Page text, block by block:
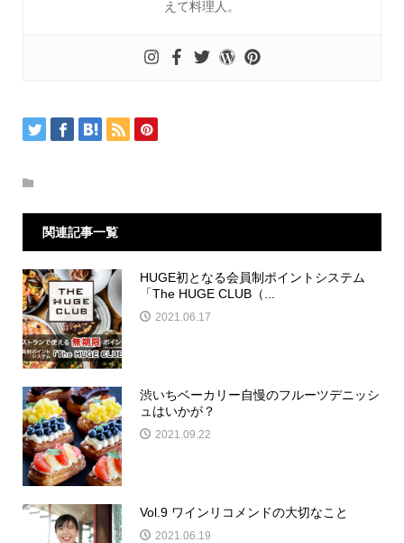
えて料理人。
関連記事一覧
HUGE初となる会員制ポイントシステム
「The HUGE CLUB（...
2021.06.17
渋いちベーカリー自慢のフルーツデニッシ
ュはいかが？
2021.09.22
Vol.9 ワインリコメンドの大切なこと
2021.06.19